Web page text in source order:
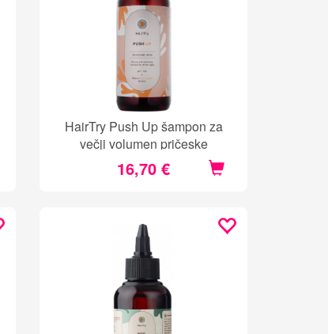
HairTry Push Up šampon za
večji volumen pričeske
16,70 €